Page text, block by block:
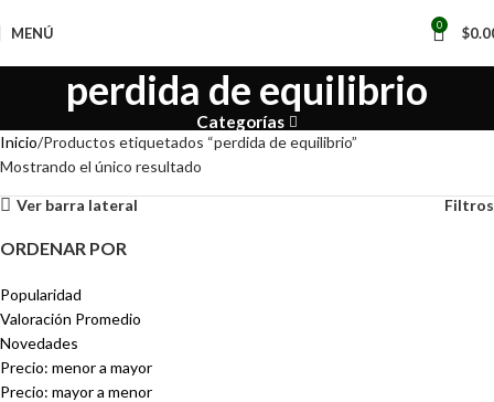
MENÚ 0 $
perdida de equilibrio
Categorías
Inicio Productos etiquetados “perdida de equilibrio”
Mostrando el único resultado
Ver barra lateral Filtros
ORDENAR POR
Popularidad
Valoración Promedio
Novedades
Precio: menor a mayor
Precio: mayor a menor